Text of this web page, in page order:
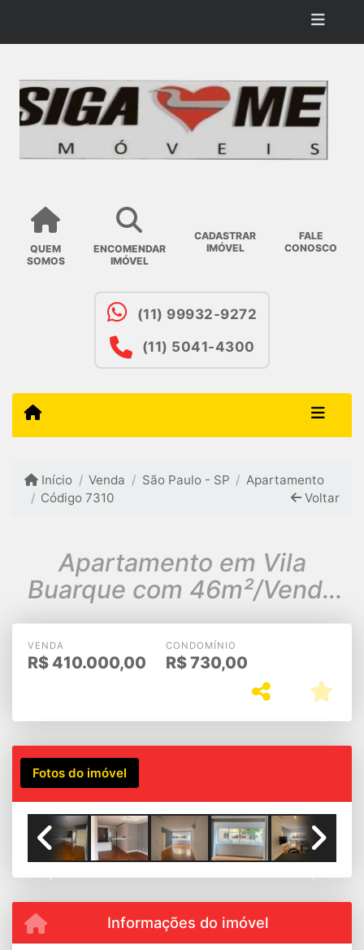
QUEM
SOMOS
ENCOMENDAR
IMÓVEL
CADASTRAR
IMÓVEL
FALE
CONOSCO
(11) 99932-9272
(11) 5041-4300
Início Venda São Paulo - SP
Apartamento
Código 7310
Voltar
Apartamento em Vila
Buarque com 46m²/Venda
R$410.000,00
VENDA
R$ 410.000,00
CONDOMÍNIO
R$730,00
Fotos do imóvel
Informações do imóvel